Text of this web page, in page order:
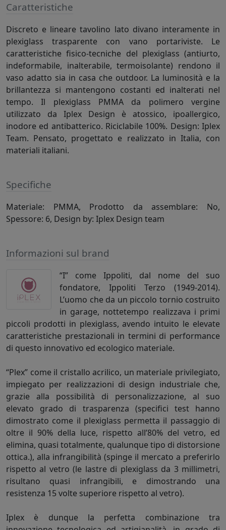
Caratteristiche
Discreto e lineare tavolino lato divano interamente in
plexiglass trasparente con vano portariviste. Le
caratteristiche fisico-tecniche del plexiglass (antiurto,
indeformabile, inalterabile, termoisolante) rendono il
vaso adatto sia in casa che outdoor. La luminosità e la
brillantezza si mantengono costanti ed inalterati nel
tempo. Il plexiglass PMMA da polimero vergine
utilizzato da Iplex Design è atossico, ipoallergico,
inodore ed antibatterico. Riciclabile 100%. Design: Iplex
Team. Pensato, progettato e realizzato in Italia, con
materiali italiani.
Specifiche
Materiale: PMMA, Prodotto da assemblare: No,
Spessore: 6, Design by: Iplex Design team
Informazioni sul brand
“I” come Ippoliti, dal nome del suo
fondatore, Ippoliti Terzo (1949-2014).
L’uomo che da un piccolo tornio costruito
in garage, nottetempo realizzava i primi
piccoli prodotti in plexiglass, avendo intuito le elevate
caratteristiche prestazionali in termini di performance
di questo innovativo ed ecologico materiale.
“Plex” come il cristallo acrilico, un materiale privilegiato,
impiegato per realizzazioni di design industriale che,
grazie alla possibilità di personalizzazione, al suo
elevato grado di trasparenza (specifici test hanno
dimostrato come il plexiglass permetta il passaggio di
oltre il 90% della luce, rispetto all’80% del vetro, ed
elimina, quasi totalmente, qualunque tipo di distorsione
ottica.), alla infrangibilità (spinge il mercato a preferirlo
rispetto al vetro (le lastre di plexiglass da 3 millimetri,
risultano quasi infrangibili, e dimostrando una
resistenza 15 volte superiore rispetto al vetro).
Iplex è dunque la perfetta combinazione tra